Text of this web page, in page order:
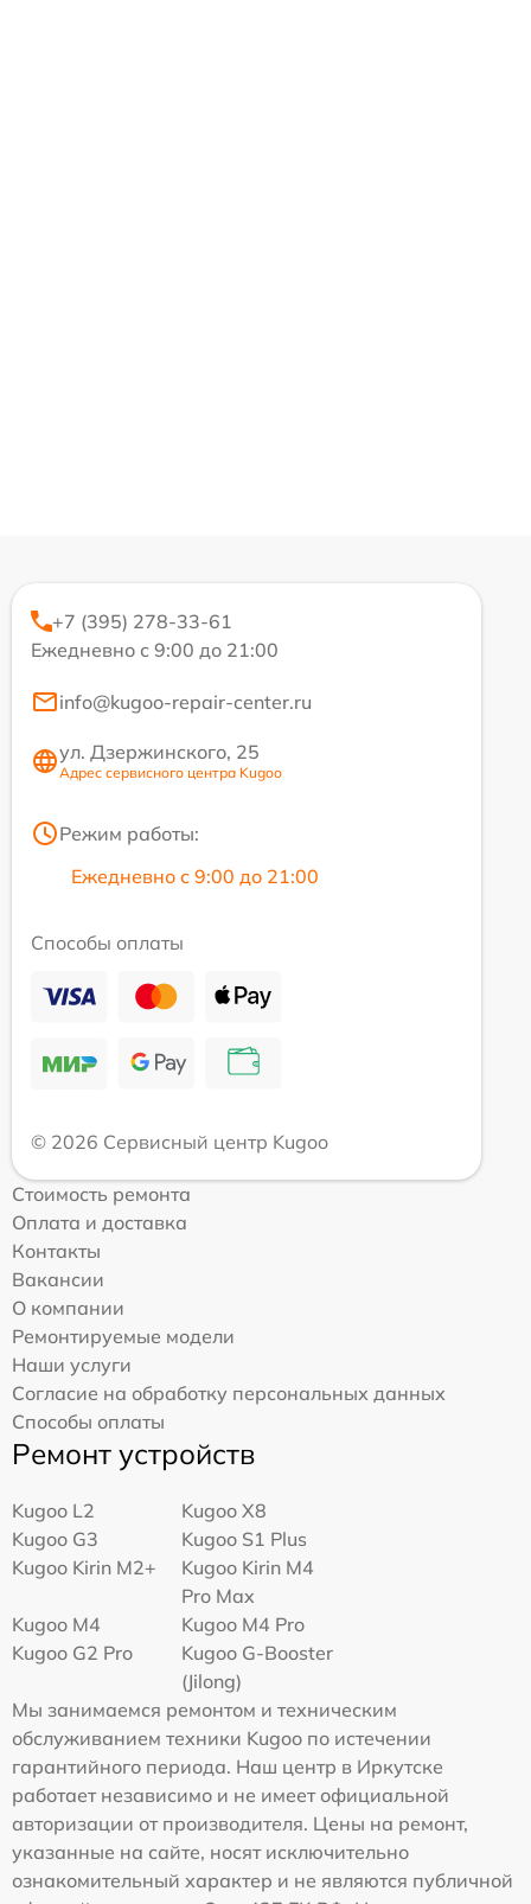
+7 (395) 278-33-61
Ежедневно с 9:00 до 21:00
info@kugoo-repair-center.ru
ул. Дзержинского, 25
Адрес сервисного центра Kugoo
Режим работы:
Ежедневно с 9:00 до 21:00
Способы оплаты
© 2026 Сервисный центр Kugoo
Стоимость ремонта
Оплата и доставка
Контакты
Вакансии
О компании
Ремонтируемые модели
Наши услуги
Согласие на обработку персональных данных
Способы оплаты
Ремонт устройств
Kugoo L2
Kugoo X8
Kugoo G3
Kugoo S1 Plus
Kugoo Kirin M2+
Kugoo Kirin M4
Pro Max
Kugoo M4
Kugoo M4 Pro
Kugoo G2 Pro
Kugoo G-Booster
(Jilong)
Мы занимаемся ремонтом и техническим
обслуживанием техники Kugoo по истечении
гарантийного периода. Наш центр в Иркутске
работает независимо и не имеет официальной
авторизации от производителя. Цены на ремонт,
указанные на сайте, носят исключительно
ознакомительный характер и не являются публичной